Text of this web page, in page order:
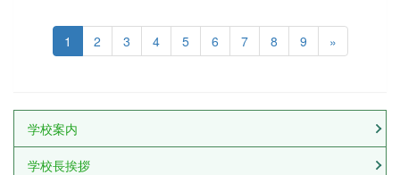
1 2 3 4 5 6 7 8 9 »
学校案内
学校長挨拶